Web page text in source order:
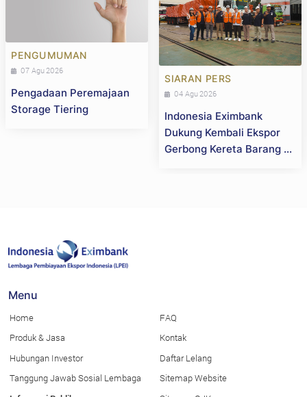
PENGUMUMAN
07 Agu 2026
Pengadaan Peremajaan
Storage Tiering
SIARAN PERS
04 Agu 2026
Indonesia Eximbank
Dukung Kembali Ekspor
Gerbong Kereta Barang ke
Menu
Home
Produk & Jasa
Hubungan Investor
Tanggung Jawab Sosial Lembaga
FAQ
Kontak
Daftar Lelang
Sitemap Website